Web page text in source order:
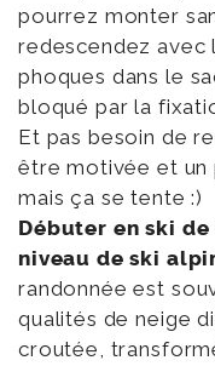
pourrez monter
redescendez avec
phoques dans le
bloqué par la
Et pas besoin de
être motivée et un
mais ça se tente :)
Débuter en ski
niveau de ski
randonnée est
qualités de neige
croutée,